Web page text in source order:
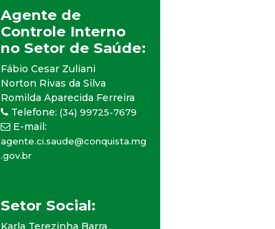
Agente de
Controle Interno
no Setor de Saúde:
Fábio Cesar Zuliani
Norton Rivas da Silva
Romilda Aparecida Ferreira
Telefone: (34) 99725-7679
E-mail:
agente.ci.saude@conquista.mg
.gov.br
Setor Social:
Karla Terezinha Barra